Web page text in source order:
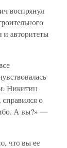
воспрянул
и авторитеты
Никитин
о
А вы?» —
что вы ее